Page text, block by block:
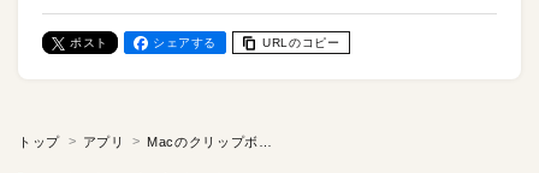
ポスト シェアする URLのコピー
トップ アプリ